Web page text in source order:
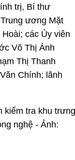
trị, Bí thư
ương Mặt
các Ủy viên
Võ Thị Ánh
Thị Thanh
Chính; lãnh